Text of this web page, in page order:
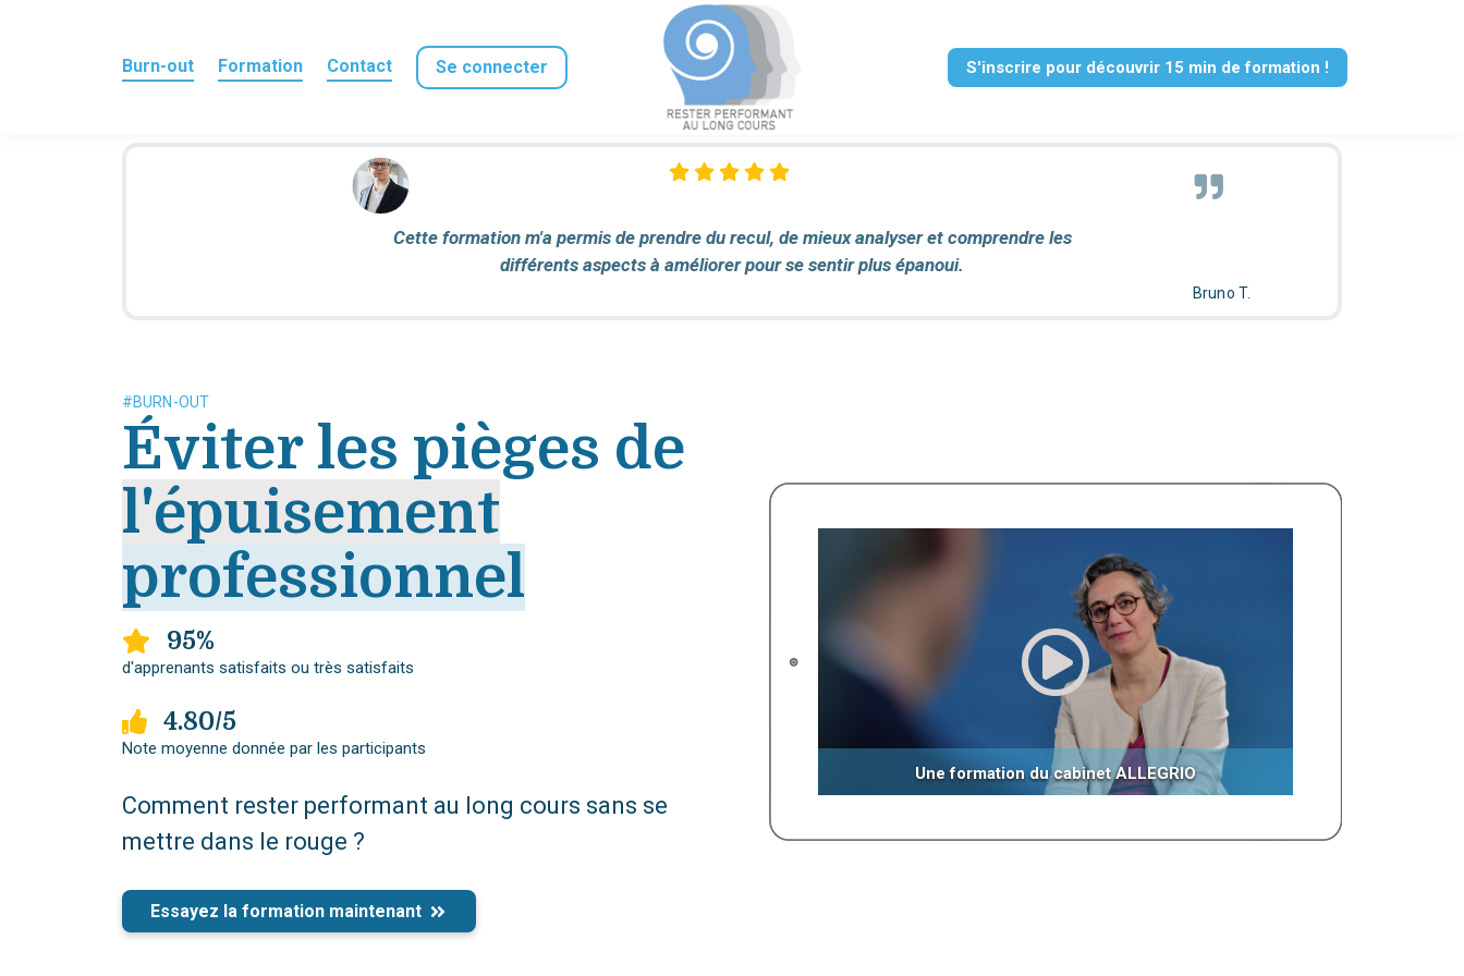
Burn-out Formation Contact Se connecter S'inscrire pour découvrir 15 min de formation !
Cette formation m'a permis de prendre du recul, de mieux analyser et comprendre les
différents aspects à améliorer pour se sentir plus épanoui.
Bruno T.
Des explications claires et concrètes dans un vocabulaire simple et accessible, plusieurs
exercices de mise en pratique, de nombreux exemples.
Marielle B.
Les vidéos sont courtes, et il y a des exercices tout au long du parcours.
La formatrice est agréable et joviale.
Jean N.
Cette formation permet d'adopter les bons comportements vis-à-vis
des personnes qui nous entourent.
Océane P.
#BURN-OUT
Éviter les pièges de
l'épuisement
professionnel
95%
d'apprenants satisfaits ou très satisfaits
4.80/5
Note moyenne donnée par les participants
Comment rester performant au long cours sans se
mettre dans le rouge ?
Essayez la formation maintenant
Une formation du cabinet ALLEGRIO